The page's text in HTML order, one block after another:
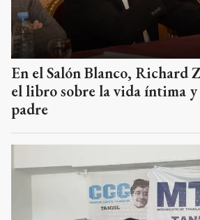
En el Salón Blanco, Richard
el libro sobre la vida íntima y
padre